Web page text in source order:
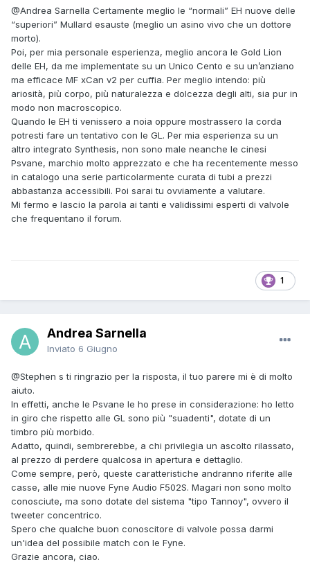
@Andrea Sarnella Certamente meglio le “normali” EH nuove delle
“superiori” Mullard esauste (meglio un asino vivo che un dottore
morto).
Poi, per mia personale esperienza, meglio ancora le Gold Lion
delle EH, da me implementate su un Unico Cento e su un’anziano
ma efficace MF xCan v2 per cuffia. Per meglio intendo: più
ariosità, più corpo, più naturalezza e dolcezza degli alti, sia pur in
modo non macroscopico.
Quando le EH ti venissero a noia oppure mostrassero la corda
potresti fare un tentativo con le GL. Per mia esperienza su un
altro integrato Synthesis, non sono male neanche le cinesi
Psvane, marchio molto apprezzato e che ha recentemente messo
in catalogo una serie particolarmente curata di tubi a prezzi
abbastanza accessibili. Poi sarai tu ovviamente a valutare.
Mi fermo e lascio la parola ai tanti e validissimi esperti di valvole
che frequentano il forum.
1
Andrea Sarnella
Inviato 6 Giugno
@Stephen s ti ringrazio per la risposta, il tuo parere mi è di molto
aiuto.
In effetti, anche le Psvane le ho prese in considerazione: ho letto
in giro che rispetto alle GL sono più "suadenti", dotate di un
timbro più morbido.
Adatto, quindi, sembrerebbe, a chi privilegia un ascolto rilassato,
al prezzo di perdere qualcosa in apertura e dettaglio.
Come sempre, però, queste caratteristiche andranno riferite alle
casse, alle mie nuove Fyne Audio F502S. Magari non sono molto
conosciute, ma sono dotate del sistema "tipo Tannoy", ovvero il
tweeter concentrico.
Spero che qualche buon conoscitore di valvole possa darmi
un'idea del possibile match con le Fyne.
Grazie ancora, ciao.